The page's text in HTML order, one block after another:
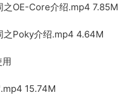
OE-Core介绍.mp4 7.85M
Poky介绍.mp4 4.64M
15.74M